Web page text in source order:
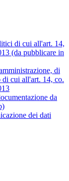
di cui all'art. 14,
(da pubblicare in
di
cui all'art. 14, co.
da
dei dati